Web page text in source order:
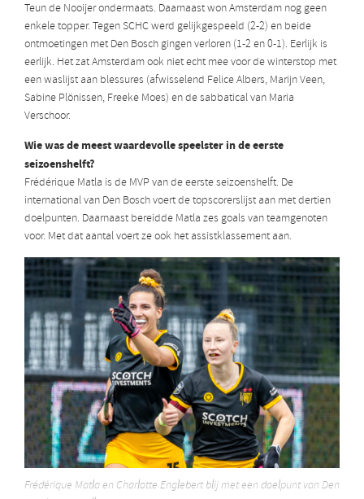
Teun de Nooijer ondermaats. Daarnaast won Amsterdam nog geen
enkele topper. Tegen SCHC werd gelijkgespeeld (2-2) en beide
ontmoetingen met Den Bosch gingen verloren (1-2 en 0-1). Eerlijk is
eerlijk. Het zat Amsterdam ook niet echt mee voor de winterstop met
een waslijst aan blessures (afwisselend Felice Albers, Marijn Veen,
Sabine Plönissen, Freeke Moes) en de sabbatical van Maria
Verschoor.
Wie was de meest waardevolle speelster in de eerste
seizoenshelft?
Frédérique Matla is de MVP van de eerste seizoenshelft. De
international van Den Bosch voert de topscorerslijst aan met dertien
doelpunten. Daarnaast bereidde Matla zes goals van teamgenoten
voor. Met dat aantal voert ze ook het assistklassement aan.
Frédérique Matla en Charlotte Englebert blij met een doelpunt van Den